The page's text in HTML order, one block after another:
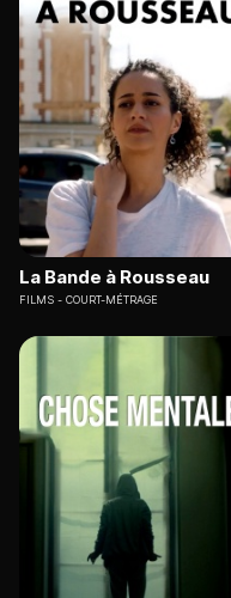
La Bande à Rousseau
FILMS COURT-MÉTRAGE